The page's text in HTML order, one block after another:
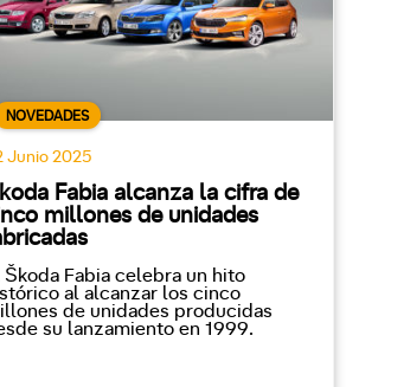
NOVEDADES
Junio 2025
Fabia alcanza la cifra de
millones de unidades
Škoda Fabia celebra un hito
al alcanzar los cinco
de unidades producidas
su lanzamiento en 1999.